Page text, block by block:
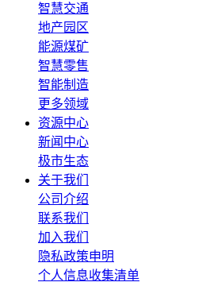
智慧交通
地产园区
能源煤矿
智慧零售
智能制造
更多领域
资源中心
新闻中心
极市生态
关于我们
公司介绍
联系我们
加入我们
隐私政策申明
个人信息收集清单